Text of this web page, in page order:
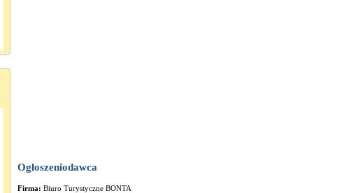
Ogłoszeniodawca
Firma: Biuro Turystyczne BONTA